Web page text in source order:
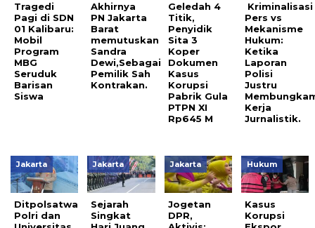
Tragedi
Pagi di SDN
01 Kalibaru:
Mobil
Program
MBG
Seruduk
Barisan
Siswa
Akhirnya
PN Jakarta
Barat
memutuskan
Sandra
Dewi,Sebagai
Pemilik Sah
Kontrakan.
Geledah 4
Titik,
Penyidik
Sita 3
Koper
Dokumen
Kasus
Korupsi
Pabrik Gula
PTPN XI
Rp645 M
Kriminalisasi
Pers vs
Mekanisme
Hukum:
Ketika
Laporan
Polisi
Justru
Kerja
Jurnalistik.
Jakarta
Ditpolsatwa
Polri dan
Jakarta
Sejarah
Singkat
Jakarta
Jogetan
DPR,
Hukum
Kasus
Korupsi